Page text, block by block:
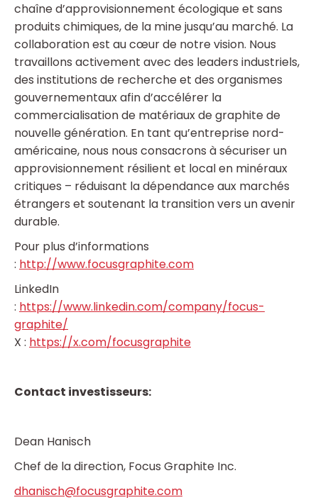
chaîne d’approvisionnement écologique et sans
produits chimiques, de la mine jusqu’au marché. La
collaboration est au cœur de notre vision. Nous
travaillons activement avec des leaders industriels,
des institutions de recherche et des organismes
gouvernementaux afin d’accélérer la
commercialisation de matériaux de graphite de
nouvelle génération. En tant qu’entreprise nord-
américaine, nous nous consacrons à sécuriser un
approvisionnement résilient et local en minéraux
critiques – réduisant la dépendance aux marchés
étrangers et soutenant la transition vers un avenir
durable.
Pour plus d’informations
: http://www.focusgraphite.com
LinkedIn
: https://www.linkedin.com/company/focus-
graphite/
X : https://x.com/focusgraphite
Contact investisseurs:
Dean Hanisch
Chef de la direction, Focus Graphite Inc.
dhanisch@focusgraphite.com